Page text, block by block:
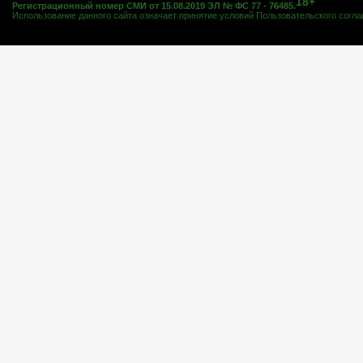
Регистрационный номер СМИ от 15.08.2019 ЭЛ № ФС 77 - 76485.
Использование данного сайта означает принятие условий Пользовательского